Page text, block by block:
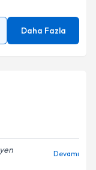
Daha Fazla
Devamı